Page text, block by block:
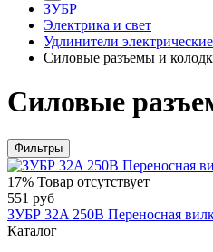
ЗУБР
Электрика и свет
Удлинители электрические
Силовые разъемы и
Силовые
Фильтры
17% Товар отсутствует
551 руб
ЗУБР 32A 250В Переносная
Каталог